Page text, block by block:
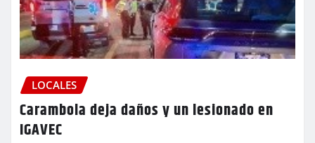
LOCALES
Carambola deja daños y un lesionado en
IGAVEC